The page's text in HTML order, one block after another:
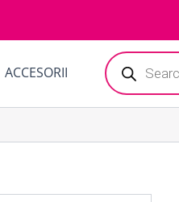
ACCESORII
Products
search